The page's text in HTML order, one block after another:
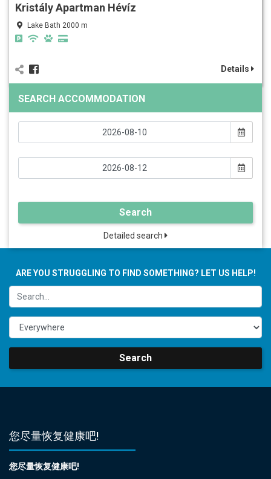
Kristály Apartman Hévíz
Lake Bath 2000 m
Details
SEARCH ACCOMMODATION
Search
Detailed search
ARE YOU STRUGGLING TO FIND SOMETHING? LET US HELP!
Search
您尽量恢复健康吧!
您尽量恢复健康吧!